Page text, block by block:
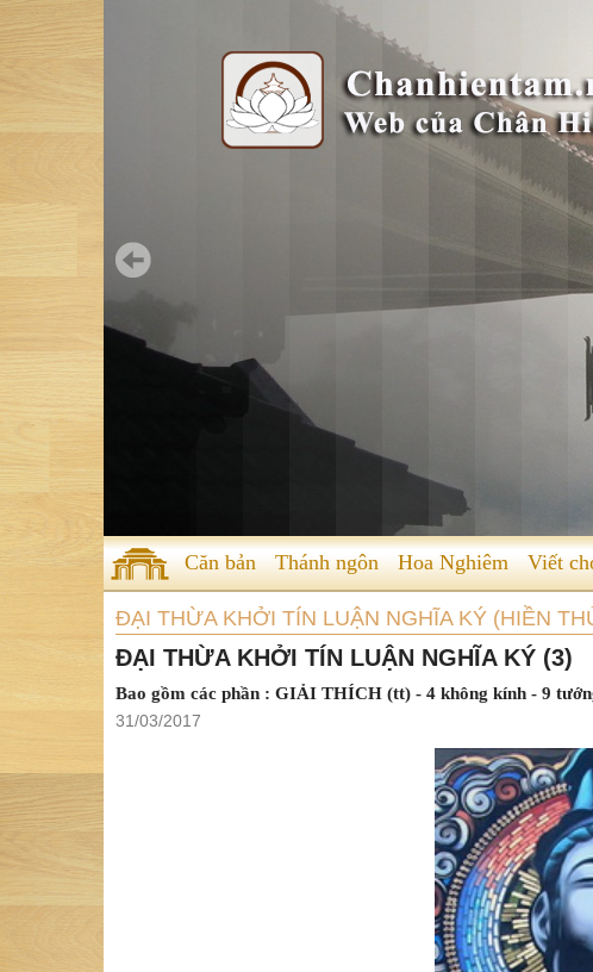
Căn bản Thánh ngôn Hoa Nghiêm Viết
ĐẠI THỪA KHỞI TÍN LUẬN NGHĨA KÝ (HIỀN
ĐẠI THỪA KHỞI TÍN LUẬN NGHĨA KÝ (3)
Bao gồm các phần : GIẢI THÍCH (tt) - 4 không kính - 9
31/03/2017